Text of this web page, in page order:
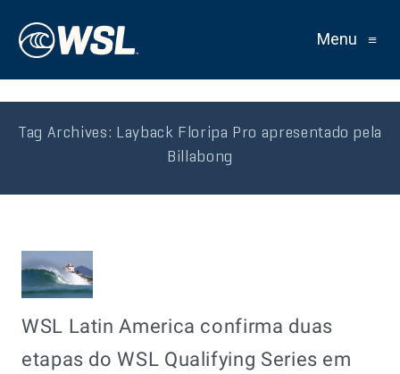
Menu ≡
Tag Archives: Layback Floripa Pro apresentado pela
Billabong
WSL Latin America confirma duas
etapas do WSL Qualifying Series em